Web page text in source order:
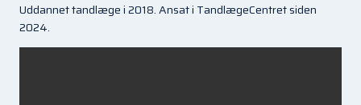
Uddannet tandlæge i 2018. Ansat i TandlægeCentret siden
2024.